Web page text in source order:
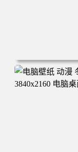
电脑壁纸 完美世
高清壁纸 壁纸下